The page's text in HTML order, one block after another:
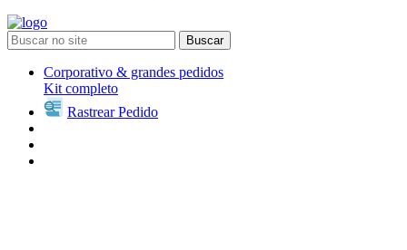
Buscar
Corporativo & grandes pedidos
Kit completo
Rastrear Pedido